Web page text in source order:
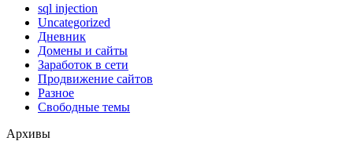
sql injection
Uncategorized
Дневник
Домены и сайты
Заработок в сети
Продвижение сайтов
Разное
Свободные темы
Архивы